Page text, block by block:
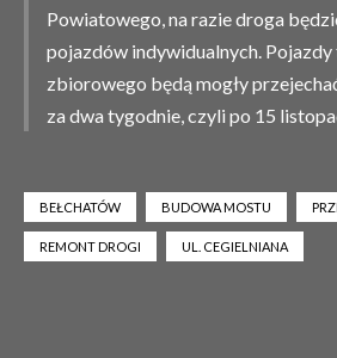
Powiatowego, na razie droga
pojazdów indywidualnych.
zbiorowego będą mogły
za dwa tygodnie, czyli po 15
BEŁCHATÓW BUDOWA MOSTU
REMONT DROGI UL. CEGIELNIANA